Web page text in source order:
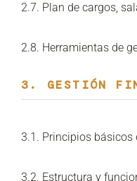
2.7. Plan de cargos,
2.8. Herramientas de
3. GESTIÓN
3.1. Principios básicos
3.2. Estructura y